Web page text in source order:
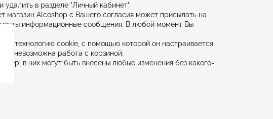
в разделе "Личный кабинет".
магазин Alcoshop с Вашего согласия может присылать на
информационные сообщения. В любой момент Вы
технологию cookie, с помощью которой он настраивается
невозможна работа с корзиной.
в них могут быть внесены любые изменения без какого-